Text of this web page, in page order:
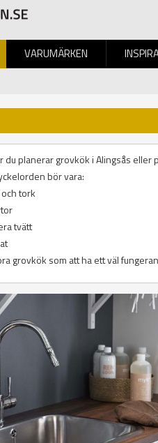
VARUMÄRKEN
BILDGALLERI
planerar grovkök i Alingsås
bör vara:
tork
tvätt
grovkök som att ha ett väl